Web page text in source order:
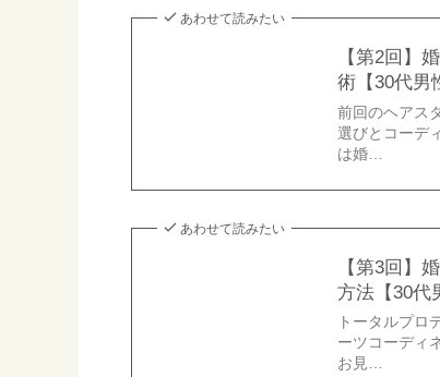
あわせて読みたい
【第2回】
術【30代男
前回のヘアス
選びとコーデ
は婚…
あわせて読みたい
【第3回】
方法【30代
トータルプロ
ーツコーディ
お見…